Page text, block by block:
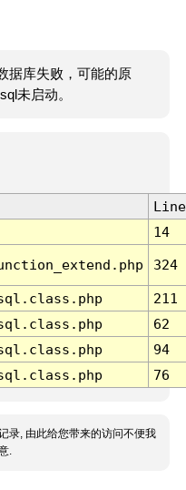
据库失败，可能的原
未启动。
Line
14
324
211
62
94
76
录, 由此给您带来的访问不便我
.